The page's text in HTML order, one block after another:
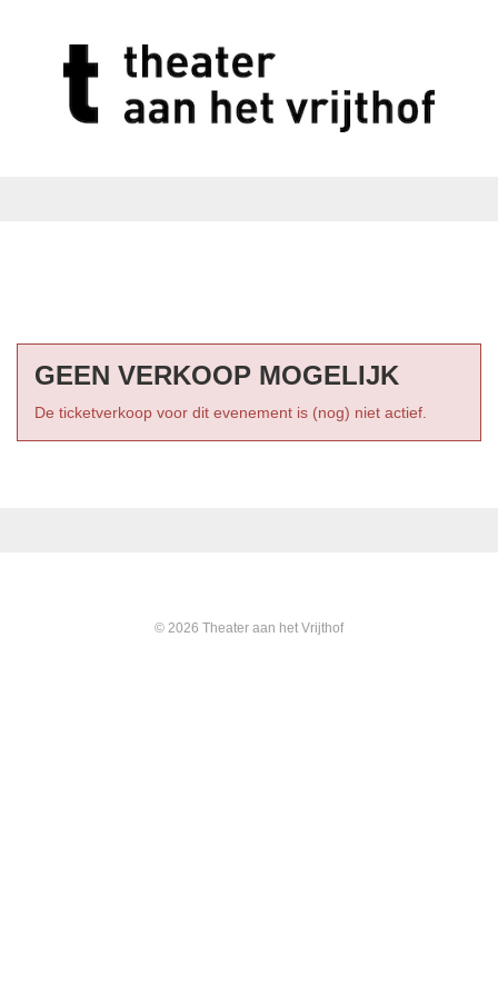
GEEN VERKOOP MOGELIJK
De ticketverkoop voor dit evenement is (nog) niet actief.
© 2026 Theater aan het Vrijthof